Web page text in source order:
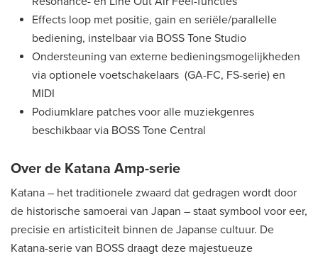
Effects loop met positie, gain en seriële/parallelle
bediening, instelbaar via BOSS Tone Studio
Ondersteuning van externe bedieningsmogelijkheden
via optionele voetschakelaars (GA-FC, FS-serie) en
MIDI
Podiumklare patches voor alle muziekgenres
beschikbaar via BOSS Tone Central
Over de Katana Amp-serie
Katana – het traditionele zwaard dat gedragen wordt door
de historische samoerai van Japan – staat symbool voor eer,
precisie en artisticiteit binnen de Japanse cultuur. De
Katana-serie van BOSS draagt deze majestueuze